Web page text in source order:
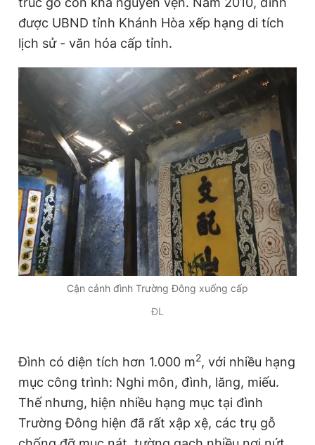
được UBND tỉnh Khánh Hòa xếp hạng di tích
lịch sử - văn hóa cấp tỉnh.
Cận cảnh đình Trường Đông xuống cấp
ĐL
Đình có diện tích hơn 1.000 m2, với nhiều hạng
mục công trình: Nghi môn, đình, lăng, miếu.
Thế nhưng, hiện nhiều hạng mục tại đình
Trường Đông hiện đã rất xập xệ, các trụ gỗ